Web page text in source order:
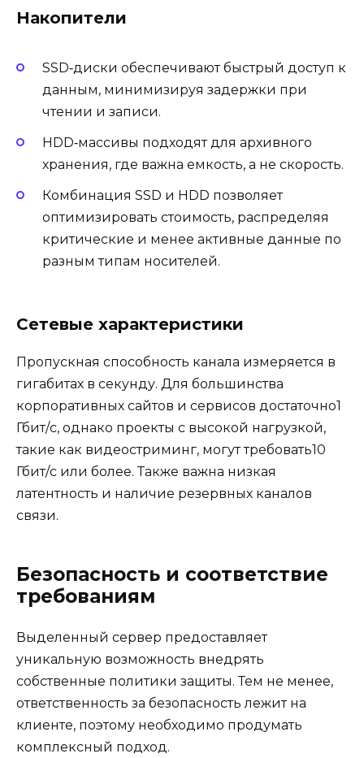
Накопители
SSD‑диски обеспечивают быстрый доступ к
данным, минимизируя задержки при
чтении и записи.
HDD‑массивы подходят для архивного
хранения, где важна емкость, а не скорость.
Комбинация SSD и HDD позволяет
оптимизировать стоимость, распределяя
критические и менее активные данные по
разным типам носителей.
Сетевые характеристики
Пропускная способность канала измеряется в
гигабитах в секунду. Для большинства
корпоративных сайтов и сервисов достаточно1
Гбит/с, однако проекты с высокой нагрузкой,
такие как видеостриминг, могут требовать10
Гбит/с или более. Также важна низкая
латентность и наличие резервных каналов
связи.
Безопасность и соответствие
требованиям
Выделенный сервер предоставляет
уникальную возможность внедрять
собственные политики защиты. Тем не менее,
ответственность за безопасность лежит на
клиенте, поэтому необходимо продумать
комплексный подход.